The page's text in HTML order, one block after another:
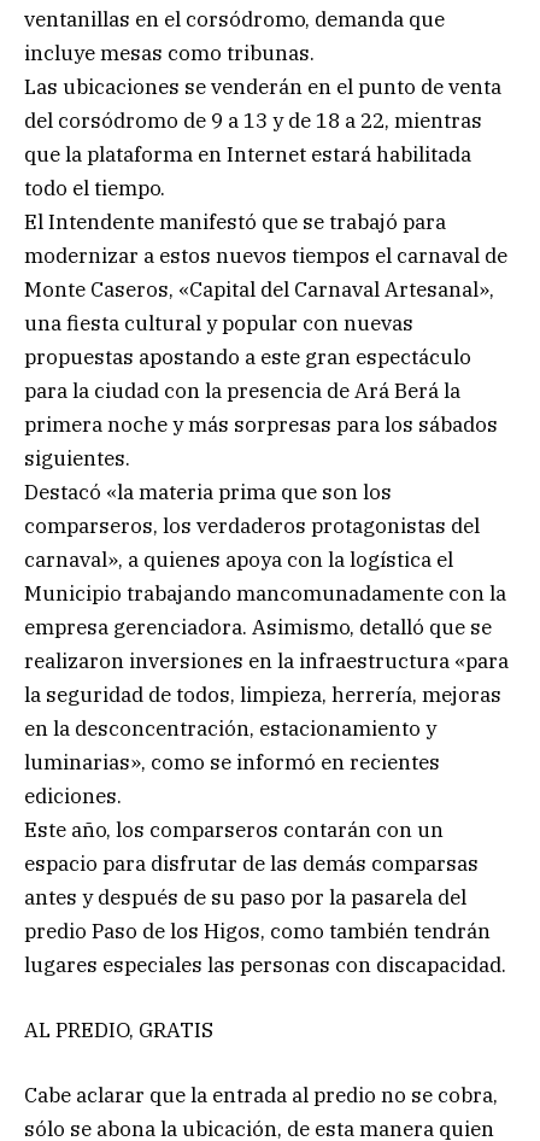
ventanillas en el corsódromo, demanda que
incluye mesas como tribunas.
Las ubicaciones se venderán en el punto de venta
del corsódromo de 9 a 13 y de 18 a 22, mientras
que la plataforma en Internet estará habilitada
todo el tiempo.
El Intendente manifestó que se trabajó para
modernizar a estos nuevos tiempos el carnaval de
Monte Caseros, «Capital del Carnaval Artesanal»,
una fiesta cultural y popular con nuevas
propuestas apostando a este gran espectáculo
para la ciudad con la presencia de Ará Berá la
primera noche y más sorpresas para los sábados
siguientes.
Destacó «la materia prima que son los
comparseros, los verdaderos protagonistas del
carnaval», a quienes apoya con la logística el
Municipio trabajando mancomunadamente con la
empresa gerenciadora. Asimismo, detalló que se
realizaron inversiones en la infraestructura «para
la seguridad de todos, limpieza, herrería, mejoras
en la desconcentración, estacionamiento y
luminarias», como se informó en recientes
ediciones.
Este año, los comparseros contarán con un
espacio para disfrutar de las demás comparsas
antes y después de su paso por la pasarela del
predio Paso de los Higos, como también tendrán
lugares especiales las personas con discapacidad.
AL PREDIO, GRATIS
Cabe aclarar que la entrada al predio no se cobra,
sólo se abona la ubicación, de esta manera quien